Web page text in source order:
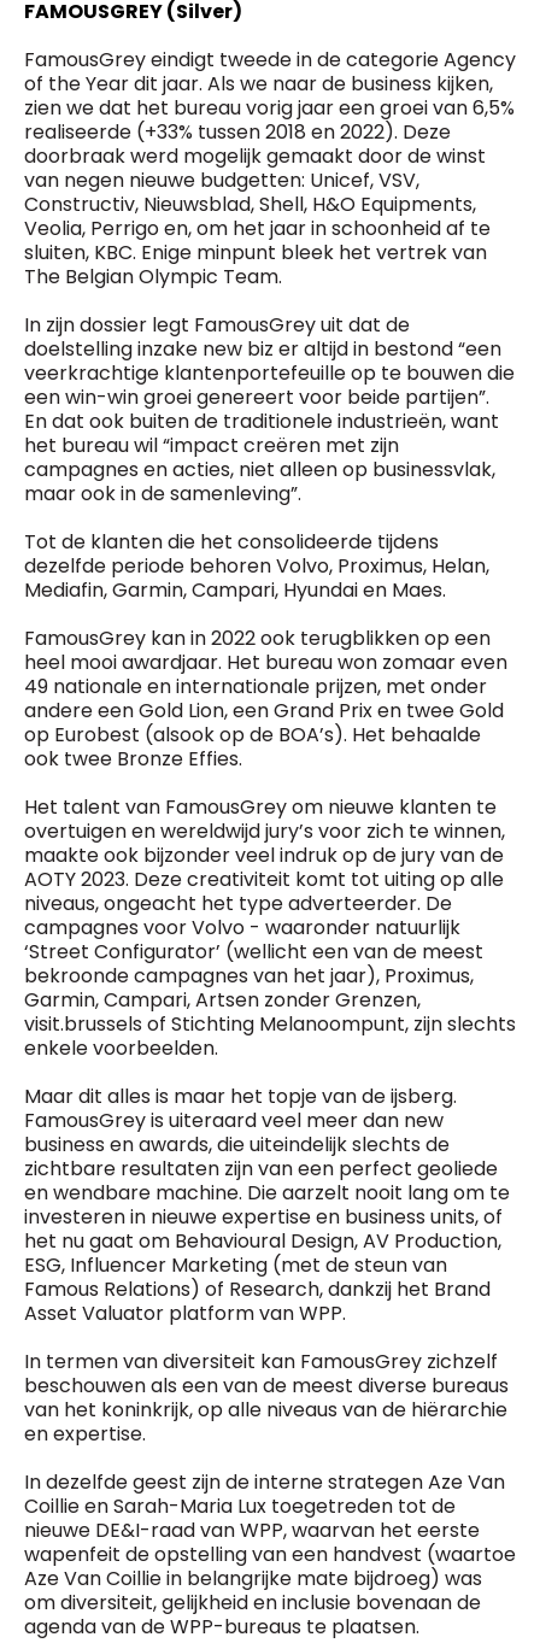
FAMOUSGREY (Silver)
FamousGrey eindigt tweede in de categorie Agency
of the Year dit jaar. Als we naar de business kijken,
zien we dat het bureau vorig jaar een groei van 6,5%
realiseerde (+33% tussen 2018 en 2022). Deze
doorbraak werd mogelijk gemaakt door de winst
van negen nieuwe budgetten: Unicef, VSV,
Constructiv, Nieuwsblad, Shell, H&O Equipments,
Veolia, Perrigo en, om het jaar in schoonheid af te
sluiten, KBC. Enige minpunt bleek het vertrek van
The Belgian Olympic Team.
In zijn dossier legt FamousGrey uit dat de
doelstelling inzake new biz er altijd in bestond “een
veerkrachtige klantenportefeuille op te bouwen die
een win-win groei genereert voor beide partijen”.
En dat ook buiten de traditionele industrieën, want
het bureau wil “impact creëren met zijn
campagnes en acties, niet alleen op businessvlak,
maar ook in de samenleving”.
Tot de klanten die het consolideerde tijdens
dezelfde periode behoren Volvo, Proximus, Helan,
Mediafin, Garmin, Campari, Hyundai en Maes.
FamousGrey kan in 2022 ook terugblikken op een
heel mooi awardjaar. Het bureau won zomaar even
49 nationale en internationale prijzen, met onder
andere een Gold Lion, een Grand Prix en twee Gold
op Eurobest (alsook op de BOA’s). Het behaalde
ook twee Bronze Effies.
Het talent van FamousGrey om nieuwe klanten te
overtuigen en wereldwijd jury’s voor zich te winnen,
maakte ook bijzonder veel indruk op de jury van de
AOTY 2023. Deze creativiteit komt tot uiting op alle
niveaus, ongeacht het type adverteerder. De
campagnes voor Volvo - waaronder natuurlijk
‘Street Configurator’ (wellicht een van de meest
bekroonde campagnes van het jaar), Proximus,
Garmin, Campari, Artsen zonder Grenzen,
visit.brussels of Stichting Melanoompunt, zijn slechts
enkele voorbeelden.
Maar dit alles is maar het topje van de ijsberg.
FamousGrey is uiteraard veel meer dan new
business en awards, die uiteindelijk slechts de
zichtbare resultaten zijn van een perfect geoliede
en wendbare machine. Die aarzelt nooit lang om te
investeren in nieuwe expertise en business units, of
het nu gaat om Behavioural Design, AV Production,
ESG, Influencer Marketing (met de steun van
Famous Relations) of Research, dankzij het Brand
Asset Valuator platform van WPP.
In termen van diversiteit kan FamousGrey zichzelf
beschouwen als een van de meest diverse bureaus
van het koninkrijk, op alle niveaus van de hiërarchie
en expertise.
In dezelfde geest zijn de interne strategen Aze Van
Coillie en Sarah-Maria Lux toegetreden tot de
nieuwe DE&I-raad van WPP, waarvan het eerste
wapenfeit de opstelling van een handvest (waartoe
Aze Van Coillie in belangrijke mate bijdroeg) was
om diversiteit, gelijkheid en inclusie bovenaan de
agenda van de WPP-bureaus te plaatsen.